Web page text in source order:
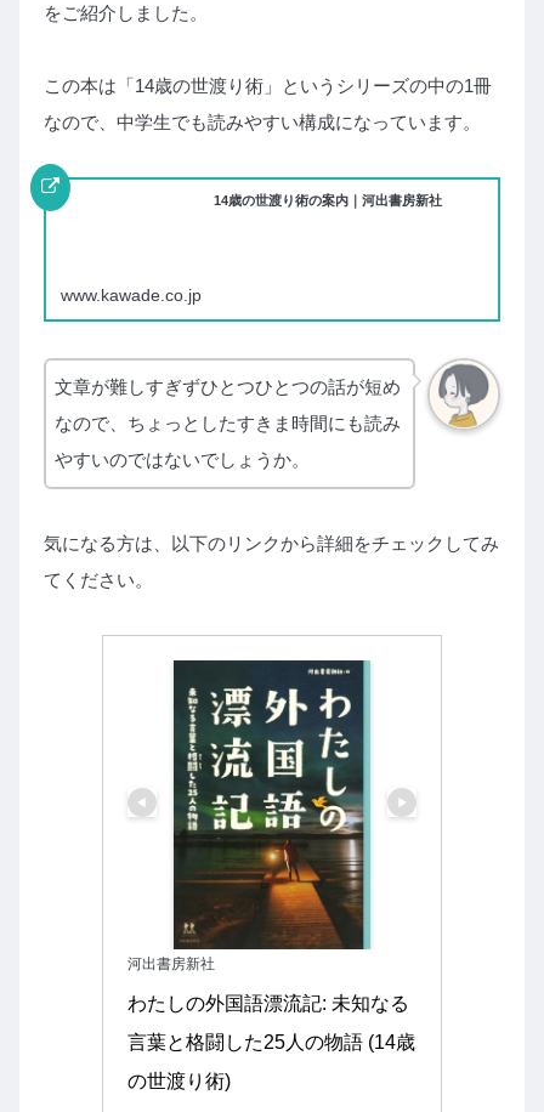
をご紹介しました。
この本は「14歳の世渡り術」というシリーズの中の1冊
なので、中学生でも読みやすい構成になっています。
14歳の世渡り術の案内｜河出書房新社
www.kawade.co.jp
文章が難しすぎずひとつひとつの話が短め
なので、ちょっとしたすきま時間にも読み
やすいのではないでしょうか。
気になる方は、以下のリンクから詳細をチェックしてみ
てください。
河出書房新社
わたしの外国語漂流記: 未知なる
言葉と格闘した25人の物語 (14歳
の世渡り術)